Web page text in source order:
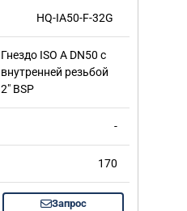
HQ-IA50-F-32G
Гнездо ISO A DN50 с
внутренней резьбой
2" BSP
-
170
Запрос